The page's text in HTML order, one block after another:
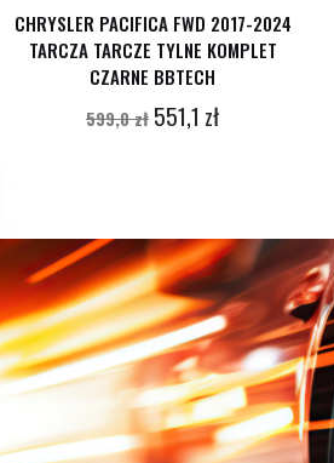
CHRYSLER PACIFICA FWD 2017-2024
TARCZA TARCZE TYLNE KOMPLET
CZARNE BBTECH
599,0 zł 551,1 zł